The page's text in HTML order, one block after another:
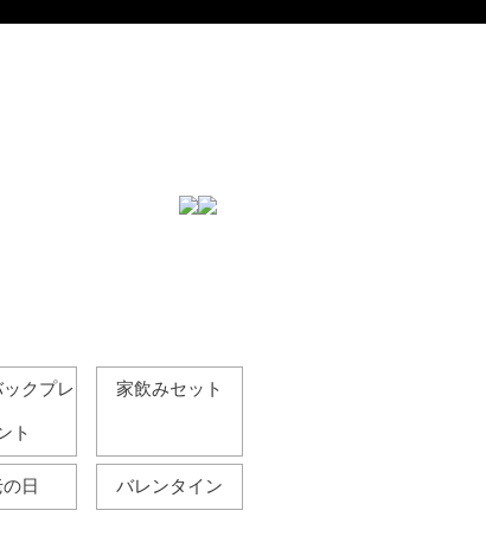
ックプレ
ト
家飲みセット
日 バレンタイン